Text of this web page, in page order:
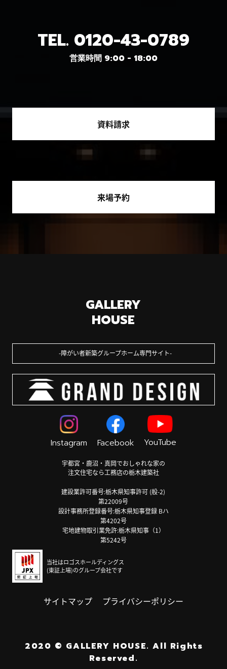
TEL. 0120-43-0789
営業時間 9:00 - 18:00
資料請求
来場予約
GALLERY
HOUSE
障がい者新築グループホーム専門サイト
Instagram Facebook YouTube
宇都宮・鹿沼・真岡でおしゃれな家の
注文住宅なら工務店の栃木建築社
建設業許可番号:栃木県知事許可 (般-2)
第22009号
設計事務所登録番号:栃木県知事登録 Bハ
第4202号
宅地建物取引業免許:栃木県知事（1）
第5242号
当社はロゴスホールディングス
(東証上場)のグループ会社です
サイトマップ プライバシーポリシー
2020 © GALLERY HOUSE. All Rights
Reserved.